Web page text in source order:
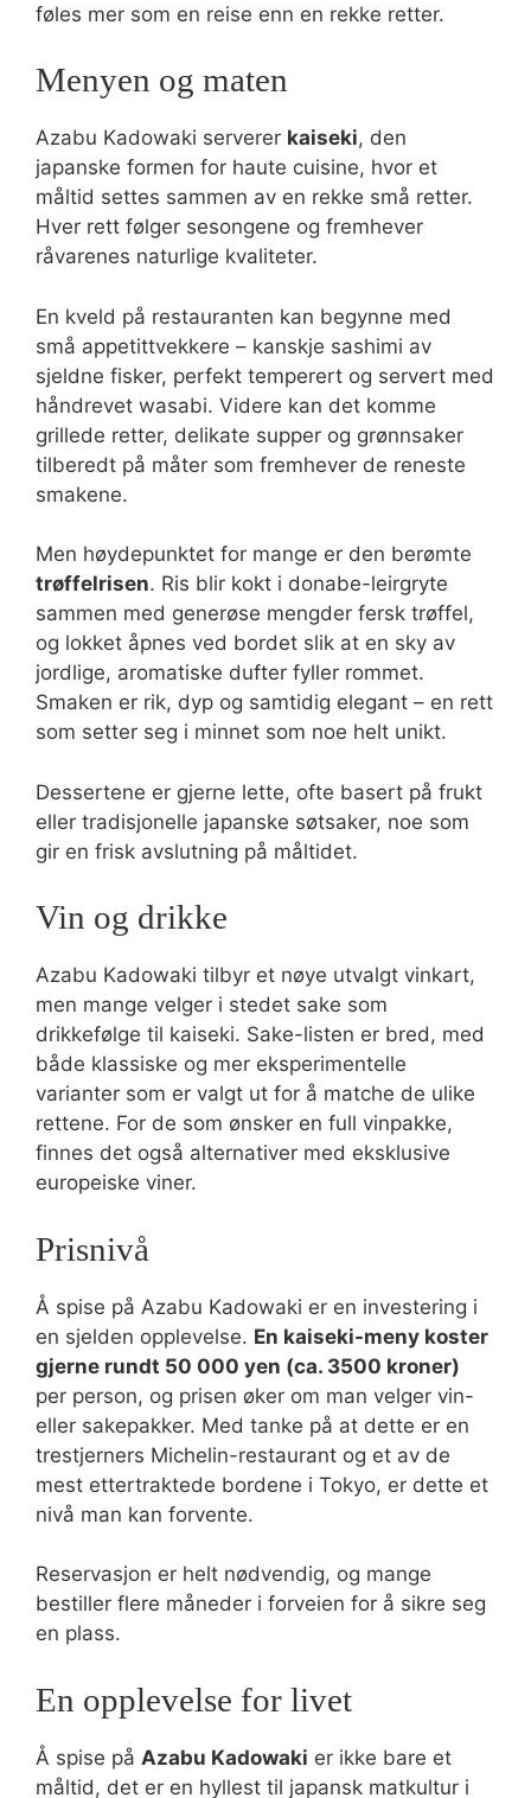
føles mer som en reise enn en rekke retter.
Menyen og maten
Azabu Kadowaki serverer kaiseki, den
japanske formen for haute cuisine, hvor et
måltid settes sammen av en rekke små retter.
Hver rett følger sesongene og fremhever
råvarenes naturlige kvaliteter.
En kveld på restauranten kan begynne med
små appetittvekkere – kanskje sashimi av
sjeldne fisker, perfekt temperert og servert med
håndrevet wasabi. Videre kan det komme
grillede retter, delikate supper og grønnsaker
tilberedt på måter som fremhever de reneste
smakene.
Men høydepunktet for mange er den berømte
trøffelrisen. Ris blir kokt i donabe-leirgryte
sammen med generøse mengder fersk trøffel,
og lokket åpnes ved bordet slik at en sky av
jordlige, aromatiske dufter fyller rommet.
Smaken er rik, dyp og samtidig elegant – en rett
som setter seg i minnet som noe helt unikt.
Dessertene er gjerne lette, ofte basert på frukt
eller tradisjonelle japanske søtsaker, noe som
gir en frisk avslutning på måltidet.
Vin og drikke
Azabu Kadowaki tilbyr et nøye utvalgt vinkart,
men mange velger i stedet sake som
drikkefølge til kaiseki. Sake-listen er bred, med
både klassiske og mer eksperimentelle
varianter som er valgt ut for å matche de ulike
rettene. For de som ønsker en full vinpakke,
finnes det også alternativer med eksklusive
europeiske viner.
Prisnivå
Å spise på Azabu Kadowaki er en investering i
en sjelden opplevelse. En kaiseki-meny koster
gjerne rundt 50 000 yen (ca. 3500 kroner)
per person, og prisen øker om man velger vin-
eller sakepakker. Med tanke på at dette er en
trestjerners Michelin-restaurant og et av de
mest ettertraktede bordene i Tokyo, er dette et
nivå man kan forvente.
Reservasjon er helt nødvendig, og mange
bestiller flere måneder i forveien for å sikre seg
en plass.
En opplevelse for livet
Å spise på Azabu Kadowaki er ikke bare et
måltid, det er en hyllest til japansk matkultur i